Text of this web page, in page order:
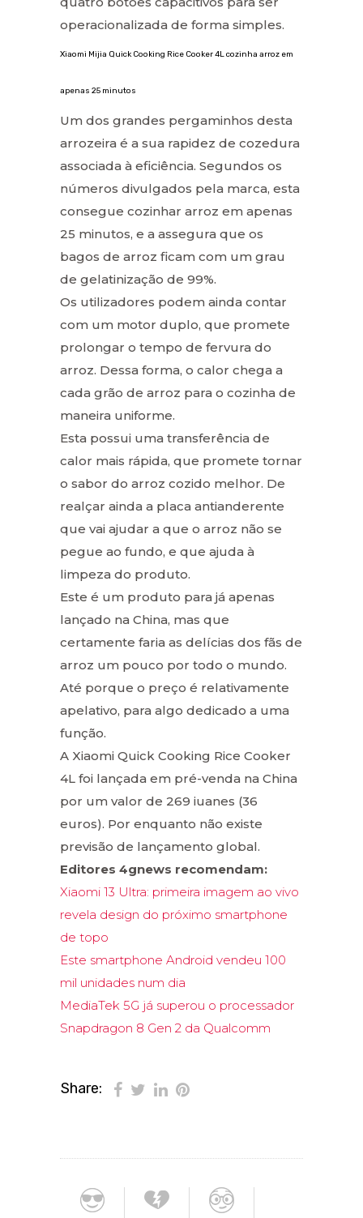
operacionalizada de forma simples.
Xiaomi Mijia Quick Cooking Rice Cooker 4L cozinha arroz em
apenas 25 minutos
Um dos grandes pergaminhos desta
arrozeira é a sua rapidez de cozedura
associada à eficiência. Segundos os
números divulgados pela marca, esta
consegue cozinhar arroz em apenas
25 minutos, e a assegura que os
bagos de arroz ficam com um grau
de gelatinização de 99%.
Os utilizadores podem ainda contar
com um motor duplo, que promete
prolongar o tempo de fervura do
arroz. Dessa forma, o calor chega a
cada grão de arroz para o cozinha de
maneira uniforme.
Esta possui uma transferência de
calor mais rápida, que promete tornar
o sabor do arroz cozido melhor. De
realçar ainda a placa antianderente
que vai ajudar a que o arroz não se
pegue ao fundo, e que ajuda à
limpeza do produto.
Este é um produto para já apenas
lançado na China, mas que
certamente faria as delícias dos fãs de
arroz um pouco por todo o mundo.
Até porque o preço é relativamente
apelativo, para algo dedicado a uma
função.
A Xiaomi Quick Cooking Rice Cooker
4L foi lançada em pré-venda na China
por um valor de 269 iuanes (36
euros). Por enquanto não existe
previsão de lançamento global.
Editores 4gnews recomendam:
Xiaomi 13 Ultra: primeira imagem ao vivo
revela design do próximo smartphone
de topo
Este smartphone Android vendeu 100
mil unidades num dia
MediaTek 5G já superou o processador
Snapdragon 8 Gen 2 da Qualcomm
Share: